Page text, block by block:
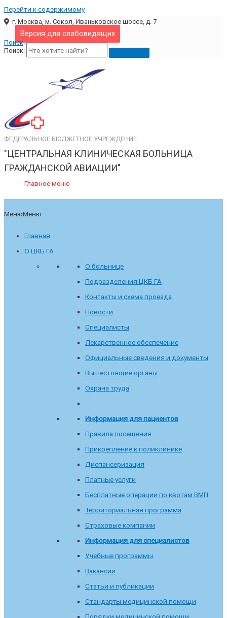
Перейти к содержимому
г. Москва, м. Сокол, Иваньковское шоссе, д. 7
Версия для слабовидящих
Поиск
Поиск:
ФЕДЕРАЛЬНОЕ БЮДЖЕТНОЕ УЧРЕЖДЕНИЕ
"ЦЕНТРАЛЬНАЯ КЛИНИЧЕСКАЯ БОЛЬНИЦА
ГРАЖДАНСКОЙ АВИАЦИИ"
Главное меню
МенюМеню
Главная
О ЦКБ ГА
О больнице
Подразделения ЦКБ ГА
Контакты и схема проезда
Новости
Специалисты
Лекарственное обеспечение
Официальные сведения и документы
Вышестоящие органы
Охрана труда
Информация для пациентов
Правила посещения
Прикрепление к поликлинике
Диспансеризация
Платные услуги
Бесплатные операции по квотам ВМП
Территориальная программа
Страховые компании
Информация для специалистов
Учебные программы
Вакансии
Статьи и публикации
Стандарты медицинской помощи